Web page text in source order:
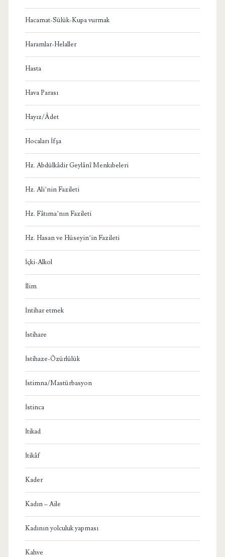
Hacamat-Sülük-Kupa vurmak
Haramlar-Helaller
Hasta
Hava Parası
Hayız/Âdet
Hocaları İfşa
Hz. Abdülkâdir Geylânî Menkıbeleri
Hz. Ali’nin Fazileti
Hz. Fâtıma’nın Fazileti
Hz. Hasan ve Hüseyin’in Fazileti
İçki-Alkol
İlim
İntihar etmek
İstihare
İstihaze-Özürlülük
İstimna/Mastürbasyon
İstinca
İtikad
İtikâf
Kader
Kadın – Aile
Kadının yolculuk yapması
Kahve